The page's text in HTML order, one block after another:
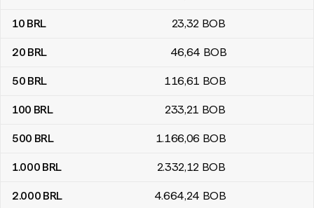
10 BRL 23,32 BOB
20 BRL 46,64 BOB
50 BRL 116,61 BOB
100 BRL 233,21 BOB
500 BRL 1.166,06 BOB
1.000 BRL 2.332,12 BOB
2.000 BRL 4.664,24 BOB